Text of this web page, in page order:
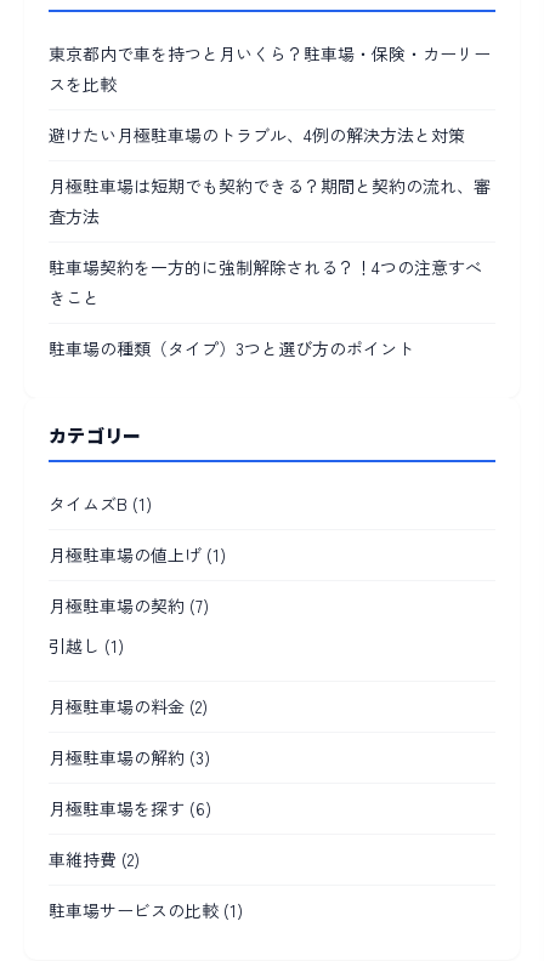
東京都内で車を持つと月いくら？駐車場・保険・カーリー
スを比較
避けたい月極駐車場のトラブル、4例の解決方法と対策
月極駐車場は短期でも契約できる？期間と契約の流れ、審
査方法
駐車場契約を一方的に強制解除される？！4つの注意すべ
きこと
駐車場の種類（タイプ）3つと選び方のポイント
カテゴリー
タイムズB (1)
月極駐車場の値上げ (1)
月極駐車場の契約 (7)
引越し (1)
月極駐車場の料金 (2)
月極駐車場の解約 (3)
月極駐車場を探す (6)
車維持費 (2)
駐車場サービスの比較 (1)